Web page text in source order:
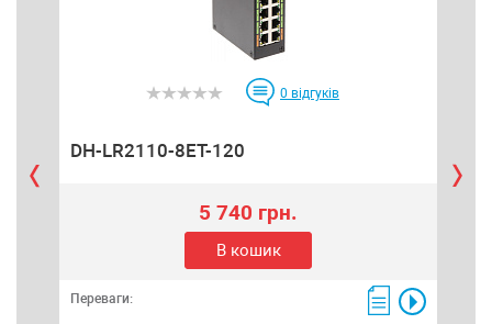
0 відгуків
DH-LR2110-8ET-120
5 740 грн.
В кошик
Переваги: